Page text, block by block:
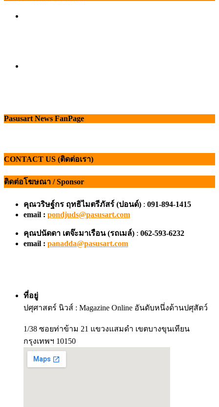
Pasusart News FanPage
CONTACT US (ติดต่อเรา)
ติดต่อโฆษณา / Sponsor
คุณวริษฐ์กร ฤทธิไมตรีภัสร์ (ปอนด์) : 091-894-1415
email : pondjuds@pasusart.com
คุณปนัดดา เตจ๊ะมาเรือน (รถเมล์) : 062-593-6232
email : panadda@pasusart.com
ที่อยู่
ปศุศาสตร์ นิวส์ : Magazine Online อันดับหนึ่งด้านปศุสัตว์
1/38 ซอยท่าข้าม 21 แขวงแสมดำ เขตบางขุนเทียน
กรุงเทพฯ 10150